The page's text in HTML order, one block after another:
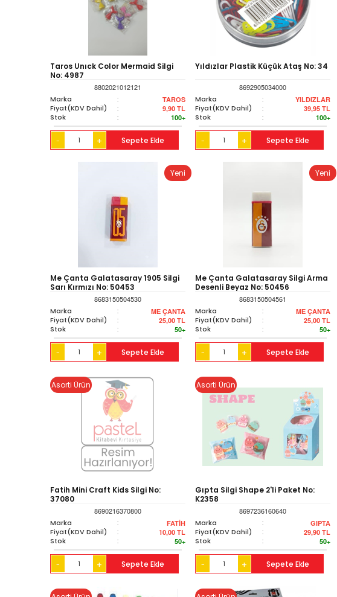
Taros Unıck Color Mermaid Silgi
No: 4987
8802021012121
Marka
: TAROS
Fiyat(KDV Dahil) : 9,90 TL
Stok : 100+
- + Sepete Ekle
Yıldızlar Plastik Küçük Ataş No: 34
8692905034000
Marka
: YILDIZLAR
Fiyat(KDV Dahil) : 39,95 TL
Stok : 100+
- + Sepete Ekle
Yeni
Me Çanta Galatasaray 1905 Silgi
Sarı Kırmızı No: 50453
8683150504530
Marka
: ME ÇANTA
Fiyat(KDV Dahil) : 25,00 TL
Stok : 50+
- + Sepete Ekle
Yeni
Me Çanta Galatasaray Silgi Arma
Desenli Beyaz No: 50456
8683150504561
Marka
: ME ÇANTA
Fiyat(KDV Dahil) : 25,00 TL
Stok : 50+
- + Sepete Ekle
Asorti Ürün
Fatih Mini Craft Kids Silgi No:
37080
8690216370800
Marka
: FATİH
Fiyat(KDV Dahil) : 10,00 TL
Stok : 50+
- + Sepete Ekle
Asorti Ürün
Gıpta Silgi Shape 2'li Paket No:
K2358
8697236160640
Marka
: GIPTA
Fiyat(KDV Dahil) : 29,90 TL
Stok : 50+
- + Sepete Ekle